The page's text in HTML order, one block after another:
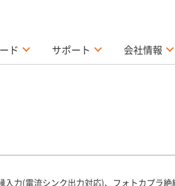
ド サポート 会社情報
入力(電流シンク出力対応)、フォトカプラ